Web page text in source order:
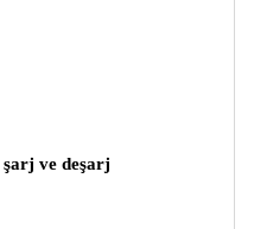
şarj ve deşarj